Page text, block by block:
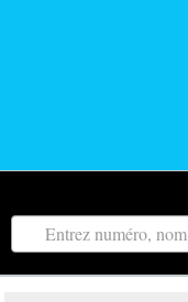
Accueil
Autour de moi